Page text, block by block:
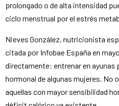
prolongado o de alta intensidad
ciclo menstrual por el estrés
Nieves González, nutricionista
citada por Infobae España en
directamente: entrenar en ayunas
hormonal de algunas mujeres. No
aquellas con mayor sensibilidad